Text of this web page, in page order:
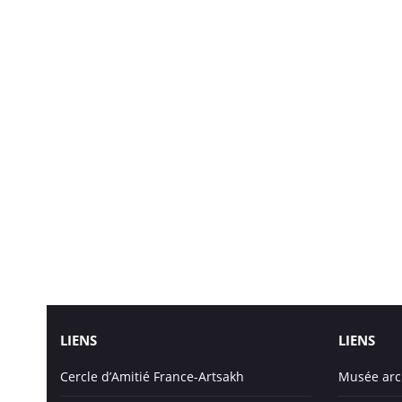
LIENS
Cercle d’Amitié France-Artsakh
LIENS
Musée